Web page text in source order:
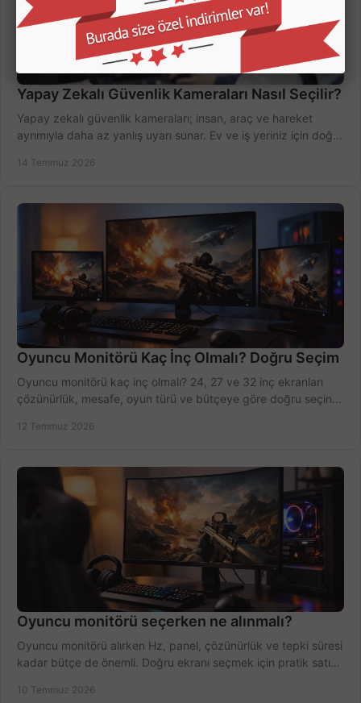
Yapay Zekalı Güvenlik Kameraları Nasıl Seçilir?
Yapay zekalı güvenlik kameraları; insan, araç ve hareket
ayrımıyla daha az yanlış uyarı sunar. Ev ve iş yeriniz için doğru
14 Temmuz 2026
Oyuncu Monitörü Kaç İnç Olmalı? Doğru Seçim
Oyuncu monitörü kaç inç olmalı? 24, 27 ve 32 inç ekranları
çözünürlük, mesafe, oyun türü ve bütçeye göre doğru seçin,
12 Temmuz 2026
Oyuncu monitörü seçerken ne alınmalı?
Oyuncu monitörü alırken Hz, panel, çözünürlük ve tepki süresi
kadar bütçe de önemli. Doğru ekranı seçmek için pratik satın
10 Temmuz 2026